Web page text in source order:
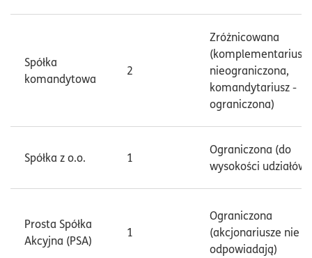
Spółka
komandytowa
2
Zróżnicowana
(komplementariusz
nieograniczona,
komandytariusz -
ograniczona)
Spółka z o.o. 1
Ograniczona (do
wysokości udziałów)
Prosta Spółka
Akcyjna (PSA)
1
Ograniczona
(akcjonariusze nie
odpowiadają)